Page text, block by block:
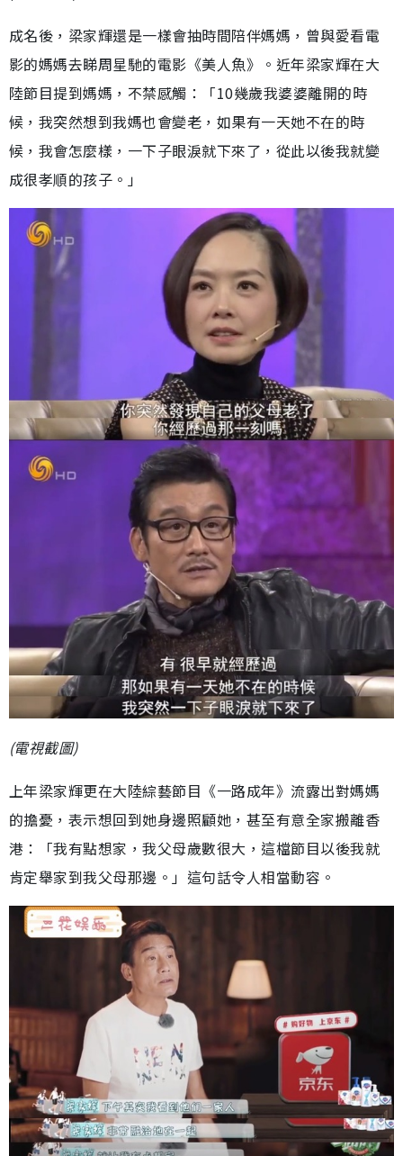
成名後，梁家輝還是一樣會抽時間陪伴媽媽，曾與愛看電
影的媽媽去睇周星馳的電影《美人魚》。近年梁家輝在大
陸節目提到媽媽，不禁感觸：「10幾歲我婆婆離開的時
候，我突然想到我媽也會變老，如果有一天她不在的時
候，我會怎麼樣，一下子眼淚就下來了，從此以後我就變
成很孝順的孩子。」
(電視截圖)
上年梁家輝更在大陸綜藝節目《一路成年》流露出對媽媽
的擔憂，表示想回到她身邊照顧她，甚至有意全家搬離香
港：「我有點想家，我父母歲數很大，這檔節目以後我就
肯定舉家到我父母那邊。」這句話令人相當動容。